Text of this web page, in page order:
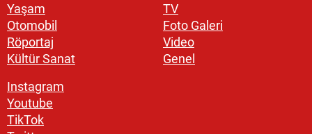
Yaşam
Otomobil
Röportaj
Kültür Sanat
TV
Foto Galeri
Video
Genel
Instagram
Youtube
TikTok